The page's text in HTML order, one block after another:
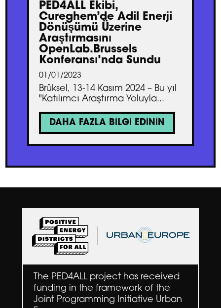
PED4ALL Ekibi,
Cureghem’de Adil Enerji
Dönüşümü Üzerine
Araştırmasını
OpenLab.Brussels
Konferansı’nda Sundu
01/01/2023
Brüksel, 13-14 Kasım 2024 – Bu yıl
"Katılımcı Araştırma Yoluyla...
DAHA FAZLA BILGI EDININ
The PED4ALL project has received
funding in the framework of the
Joint Programming Initiative Urban